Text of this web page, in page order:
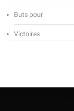
Buts pour
Victoires